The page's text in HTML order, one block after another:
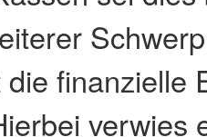
finanzielle
verwies